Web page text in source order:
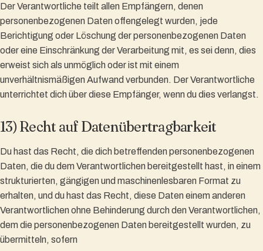
Der Verantwortliche teilt allen Empfängern, denen
personenbezogenen Daten offengelegt wurden, jede
Berichtigung oder Löschung der personenbezogenen Daten
oder eine Einschränkung der Verarbeitung mit, es sei denn, dies
erweist sich als unmöglich oder ist mit einem
unverhältnismäßigen Aufwand verbunden. Der Verantwortliche
unterrichtet dich über diese Empfänger, wenn du dies verlangst.
13) Recht auf Datenübertragbarkeit
Du hast das Recht, die dich betreffenden personenbezogenen
Daten, die du dem Verantwortlichen bereitgestellt hast, in einem
strukturierten, gängigen und maschinenlesbaren Format zu
erhalten, und du hast das Recht, diese Daten einem anderen
Verantwortlichen ohne Behinderung durch den Verantwortlichen,
dem die personenbezogenen Daten bereitgestellt wurden, zu
übermitteln, sofern